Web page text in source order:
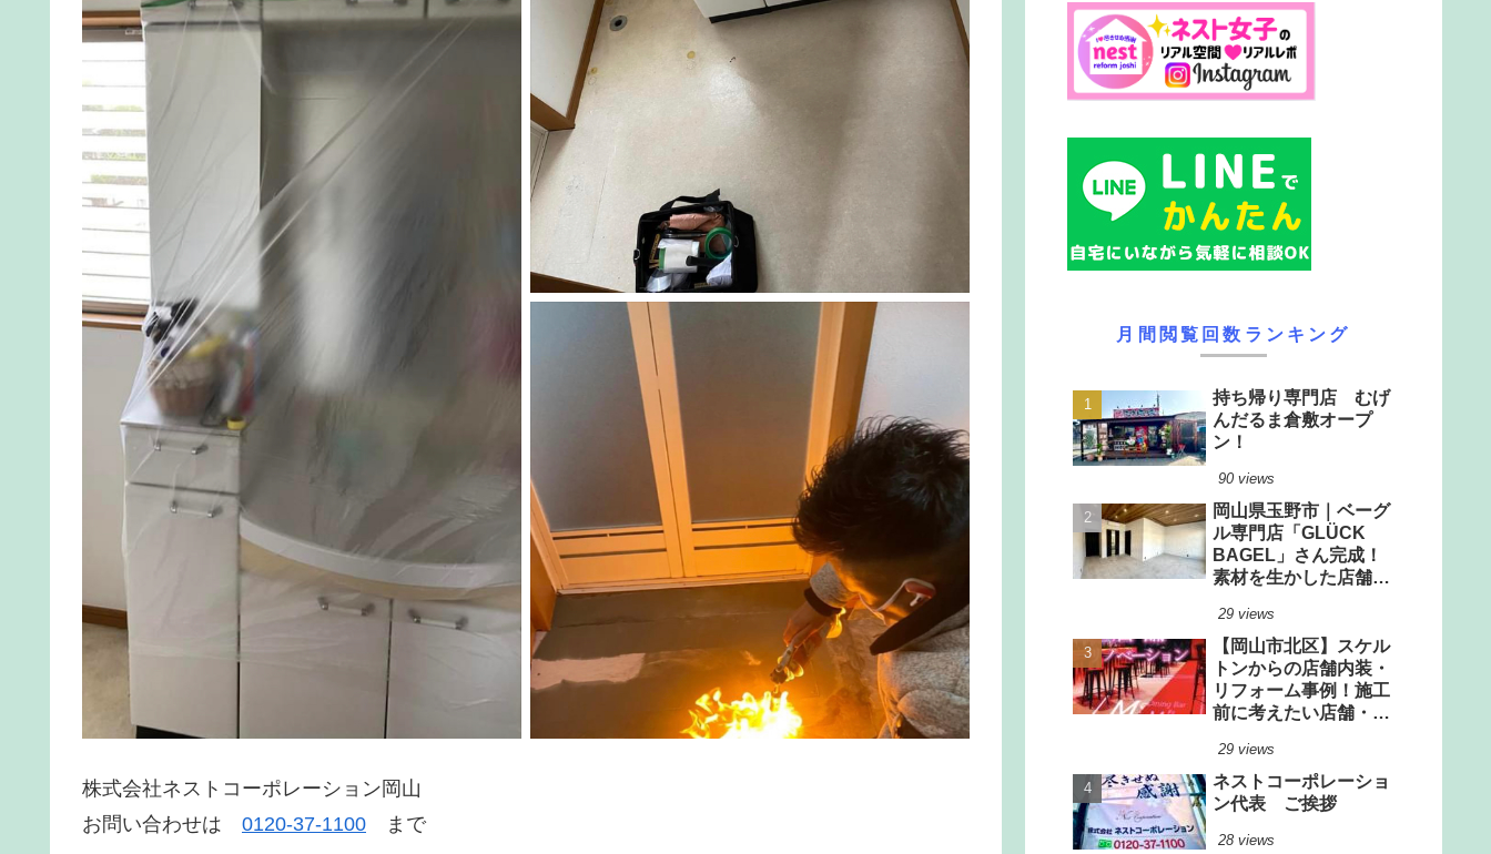
株式会社ネストコーポレーション岡山
お問い合わせは 0120-37-1100 まで
月間閲覧回数ランキング
持ち帰り専門店 むげ
んだるま倉敷オープ
ン！
90 views
岡山県玉野市｜ベーグ
ル専門店「GLÜCK
BAGEL」さん完成！
素材を生かした店舗改
29 views
【岡山市北区】スケル
トンからの店舗内装・
リフォーム事例！施工
前に考えたい店舗・厨
29 views
ネストコーポレーショ
ン代表 ご挨拶
28 views